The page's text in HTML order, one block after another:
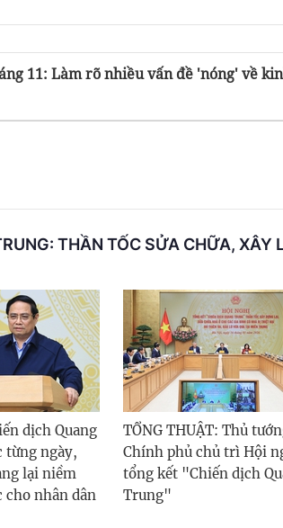
11: Làm rõ nhiều vấn đề 'nóng' về
THẦN TỐC SỬA CHỮA, XÂY
dịch Quang
từng ngày,
lại niềm
cho nhân dân
TỔNG THUẬT: Thủ
Chính phủ chủ trì Hội
tổng kết "Chiến dịch
Trung"